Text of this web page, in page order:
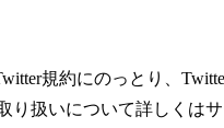
規約にのっとり、
扱いについて詳しくは